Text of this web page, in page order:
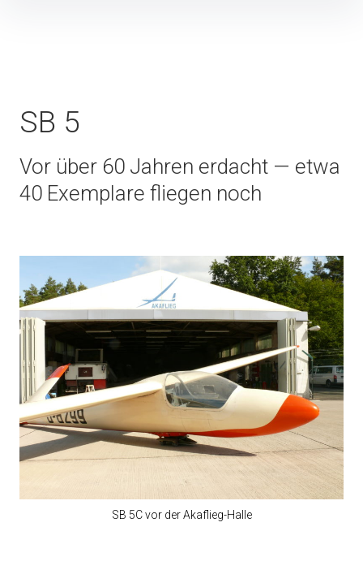
SB 5
Vor über 60 Jahren erdacht — etwa
40 Exemplare fliegen noch
SB 5C vor der Akaflieg-Halle